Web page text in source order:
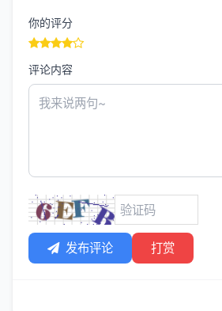
你的评分
评论内容
发布评论 打赏